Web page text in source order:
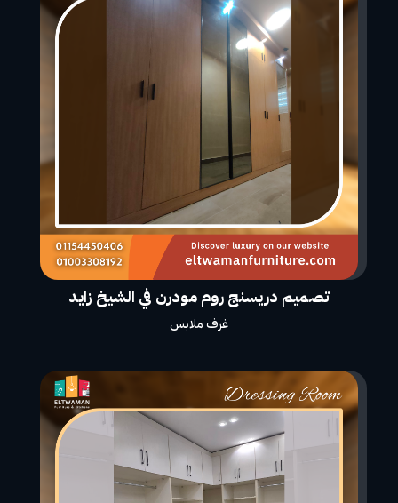
تصميم دريسنج روم مودرن في الشيخ زايد
غرف ملابس